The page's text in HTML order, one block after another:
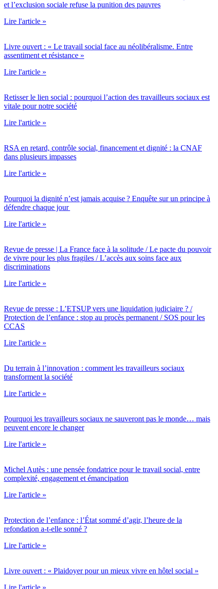
et l’exclusion sociale refuse la punition des pauvres
Lire l'article »
Livre ouvert : « Le travail social face au néolibéralisme. Entre
assentiment et résistance »
Lire l'article »
Retisser le lien social : pourquoi l’action des travailleurs sociaux est
vitale pour notre société
Lire l'article »
RSA en retard, contrôle social, financement et dignité : la CNAF
dans plusieurs impasses
Lire l'article »
Pourquoi la dignité n’est jamais acquise ? Enquête sur un principe à
défendre chaque jour
Lire l'article »
Revue de presse | La France face à la solitude / Le pacte du pouvoir
de vivre pour les plus fragiles / L’accès aux soins face aux
discriminations
Lire l'article »
Revue de presse : L’ETSUP vers une liquidation judiciaire ? /
Protection de l’enfance : stop au procès permanent / SOS pour les
CCAS
Lire l'article »
Du terrain à l’innovation : comment les travailleurs sociaux
transforment la société
Lire l'article »
Pourquoi les travailleurs sociaux ne sauveront pas le monde… mais
peuvent encore le changer
Lire l'article »
Michel Autès : une pensée fondatrice pour le travail social, entre
complexité, engagement et émancipation
Lire l'article »
Protection de l’enfance : l’État sommé d’agir, l’heure de la
refondation a-t-elle sonné ?
Lire l'article »
Livre ouvert : « Plaidoyer pour un mieux vivre en hôtel social »
Lire l'article »